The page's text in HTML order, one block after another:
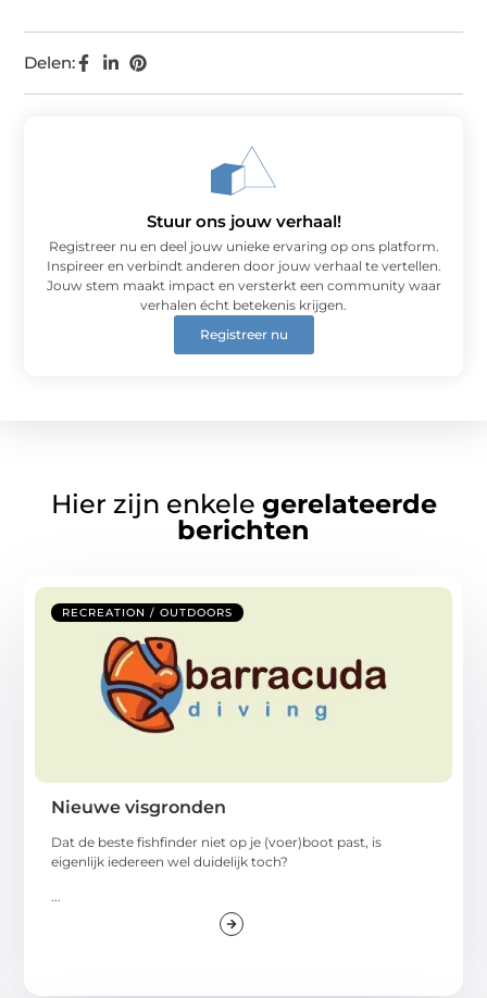
Delen:
Stuur ons jouw verhaal!
Registreer nu en deel jouw unieke ervaring op ons platform.
Inspireer en verbindt anderen door jouw verhaal te vertellen.
Jouw stem maakt impact en versterkt een community waar
verhalen écht betekenis krijgen.
Registreer nu
Hier zijn enkele gerelateerde
berichten
RECREATION / OUTDOORS
Nieuwe visgronden
Dat de beste fishfinder niet op je (voer)boot past, is
eigenlijk iedereen wel duidelijk toch?
...